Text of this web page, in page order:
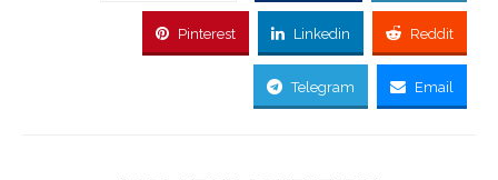
Pinterest Linkedin Reddit
Telegram Email